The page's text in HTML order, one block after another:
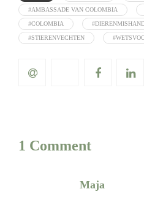
#AMBASSADE VAN COLOMBIA
#COLOMBIA
#STIERENVECHTEN
1 Comment
Maja